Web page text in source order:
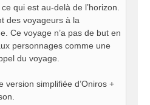
qui est au-delà de l’horizon.
des voyageurs à la
Ce voyage n’a pas de but en
personnages comme une
du voyage.
version simplifiée d’Oniros +